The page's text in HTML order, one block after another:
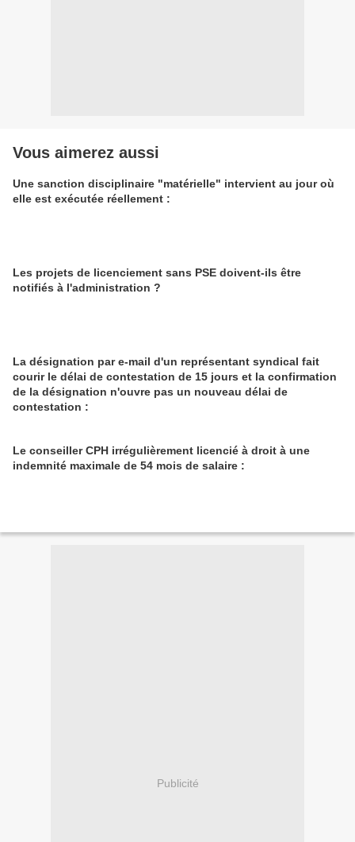
Vous aimerez aussi
Une sanction disciplinaire "matérielle" intervient au jour où
elle est exécutée réellement :
Les projets de licenciement sans PSE doivent-ils être
notifiés à l'administration ?
La désignation par e-mail d'un représentant syndical fait
courir le délai de contestation de 15 jours et la confirmation
de la désignation n'ouvre pas un nouveau délai de
contestation :
Le conseiller CPH irrégulièrement licencié à droit à une
indemnité maximale de 54 mois de salaire :
Publicité